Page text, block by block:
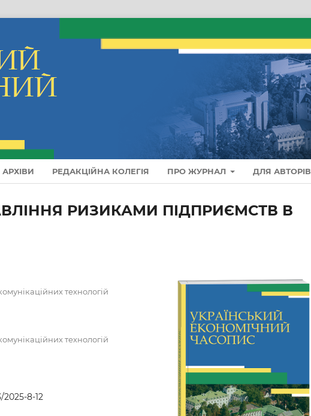
АРХІВИ РЕДАКЦІЙНА КОЛЕГІЯ ПРО ЖУРНАЛ ДЛЯ АВТОРІВ
РИЗИКАМИ ПІДПРИЄМСТВ В
технологій
технологій
8-12